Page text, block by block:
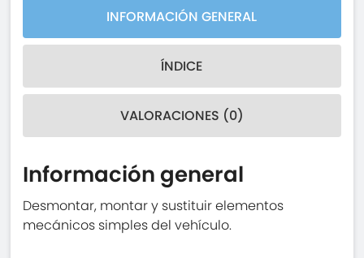
INFORMACIÓN GENERAL
ÍNDICE
VALORACIONES (0)
Información general
Desmontar, montar y sustituir elementos
mecánicos simples del vehículo.